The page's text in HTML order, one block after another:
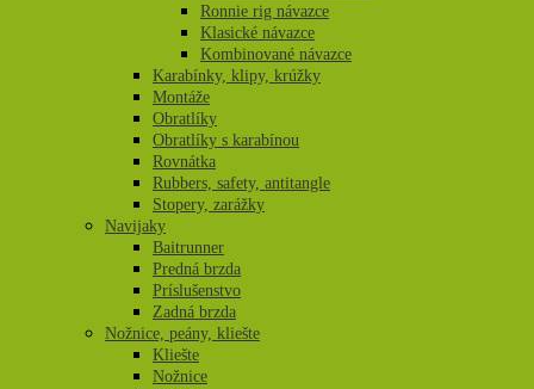
Ronnie rig návazce
Klasické návazce
Kombinované návazce
Karabínky, klipy, krúžky
Montáže
Obratlíky
Obratlíky s karabínou
Rovnátka
Rubbers, safety, antitangle
Stopery, zarážky
Navijaky
Baitrunner
Predná brzda
Príslušenstvo
Zadná brzda
Nožnice, peány, kliešte
Kliešte
Nožnice